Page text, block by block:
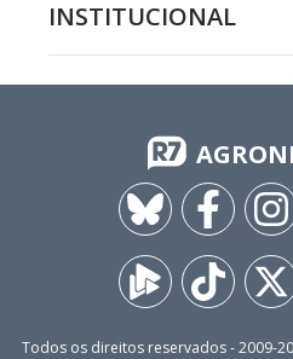
INSTITUCIONAL
Todos os direitos reservados - 2009-